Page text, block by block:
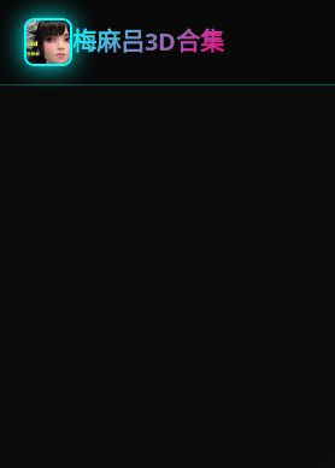
梅麻吕3D合集